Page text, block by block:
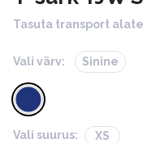
Tasuta transport
Vali värv: Sinine
Vali suurus: XS